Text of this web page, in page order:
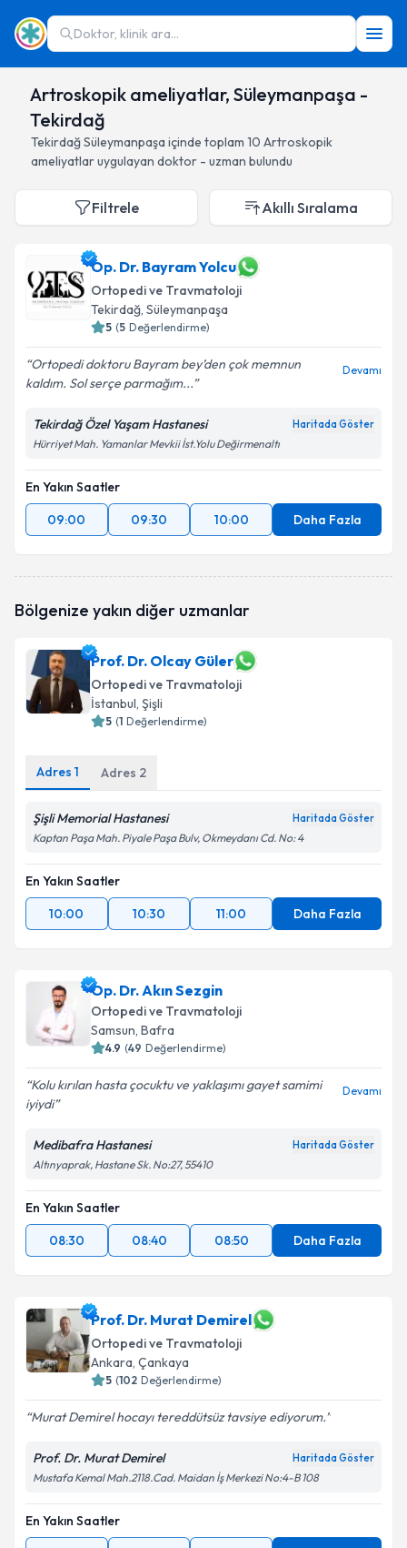
Doktor, klinik ara...
Artroskopik ameliyatlar, Süleymanpaşa -
Tekirdağ
TekirdağSüleymanpaşa içinde toplam 10 Artroskopik
ameliyatlaruygulayan doktor - uzman bulundu
Filtrele Akıllı Sıralama
Op. Dr. Bayram Yolcu
Ortopedi ve Travmatoloji
Tekirdağ, Süleymanpaşa
5 (5 Değerlendirme)
Ortopedi doktoru Bayram bey’den çok memnun
kaldım. Sol serçe parmağım...
Devamı
Tekirdağ Özel Yaşam Hastanesi Haritada Göster
Hürriyet Mah. Yamanlar Mevkii İst.Yolu Değirmenaltı
En Yakın Saatler
09:00
09:30 10:00 Daha Fazla
Bölgenize yakın diğer uzmanlar
Prof. Dr. Olcay Güler
Ortopedi ve Travmatoloji
İstanbul, Şişli
5 (1 Değerlendirme)
Adres 1 Adres 2
Şişli Memorial Hastanesi Haritada Göster
Kaptan Paşa Mah. Piyale Paşa Bulv, Okmeydanı Cd. No: 4
En Yakın Saatler
10:00
10:30 11:00 Daha Fazla
Op. Dr. Akın Sezgin
Ortopedi ve Travmatoloji
Samsun, Bafra
4.9 (49 Değerlendirme)
Kolu kırılan hasta çocuktu ve yaklaşımı gayet samimi
iyiydi
Devamı
Medibafra Hastanesi Haritada Göster
Altınyaprak, Hastane Sk. No:27, 55410
En Yakın Saatler
08:30
08:40 08:50 Daha Fazla
Prof. Dr. Murat Demirel
Ortopedi ve Travmatoloji
Ankara, Çankaya
5 (102 Değerlendirme)
Murat Demirel hocayı tereddütsüz tavsiye ediyorum.
Prof. Dr. Murat Demirel Haritada Göster
Mustafa Kemal Mah.2118.Cad. Maidan İş Merkezi No:4-B 108
En Yakın Saatler